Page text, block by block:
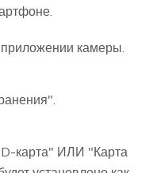
камеры.
карта" ИЛИ "Карта